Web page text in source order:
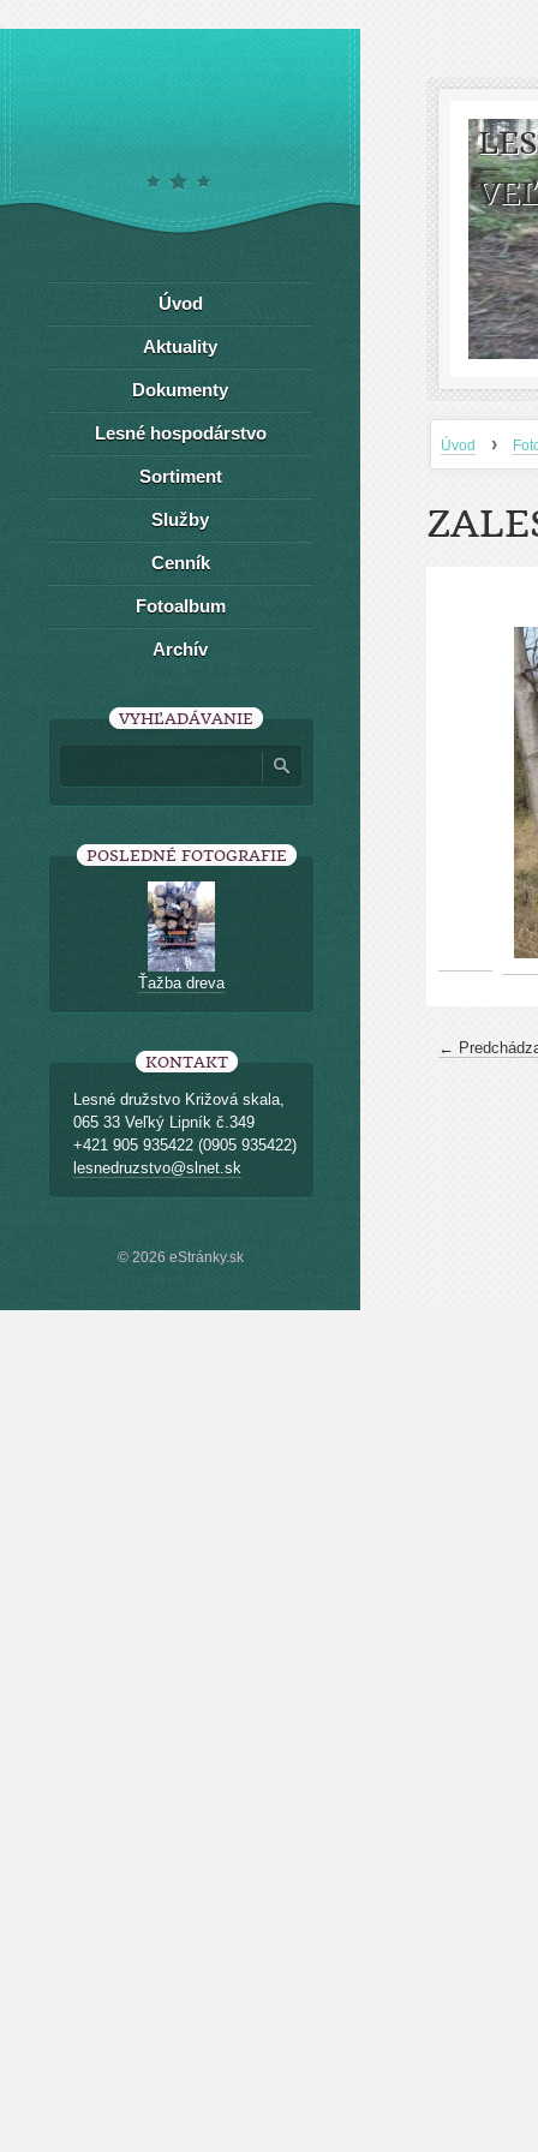
Úvod ›
←
Úvod
Aktuality
Dokumenty
Lesné hospodárstvo
Sortiment
Služby
Cenník
Fotoalbum
Archív
VYHĽADÁVANIE
POSLEDNÉ FOTOGRAFIE
Ťažba dreva
KONTAKT
Lesné družstvo Križová skala,
065 33 Veľký Lipník č.349
+421 905 935422 (0905 935422)
lesnedruzstvo@slnet.sk
© 2026 eStránky.sk